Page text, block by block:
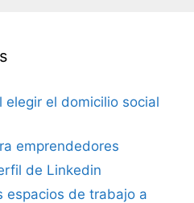
elegir el domicilio social
emprendedores
de Linkedin
espacios de trabajo a